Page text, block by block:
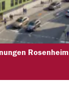
Rosenheim